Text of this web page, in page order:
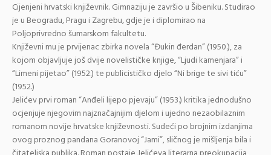
Cijenjeni hrvatski književnik. Gimnaziju je završio u Šibeniku. Studirao
je u Beogradu, Pragu i Zagrebu, gdje je i diplomirao na
Poljoprivredno šumarskom fakultetu.
Književni mu je prvijenac zbirka novela “Đukin đerdan” (1950.), za
kojom objavljuje još dvije novelističke knjige, “Ljudi kamenjara” i
“Limeni pijetao” (1952.) te publicističko djelo “Ni brige te sivi tiću”
(1952.)
Jelićev prvi roman “Anđeli lijepo pjevaju” (1953.) kritika jednodušno
ocjenjuje njegovim najznačajnijim djelom i ujedno nezaobilaznim
romanom novije hrvatske književnosti. Sudeći po brojnim izdanjima
ovog proznog pandana Goranovoj “Jami”, sličnog je mišljenja bila i